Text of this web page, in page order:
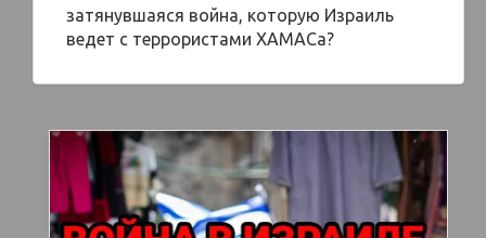
затянувшаяся война, которую Израиль
ведет с террористами ХАМАСа?